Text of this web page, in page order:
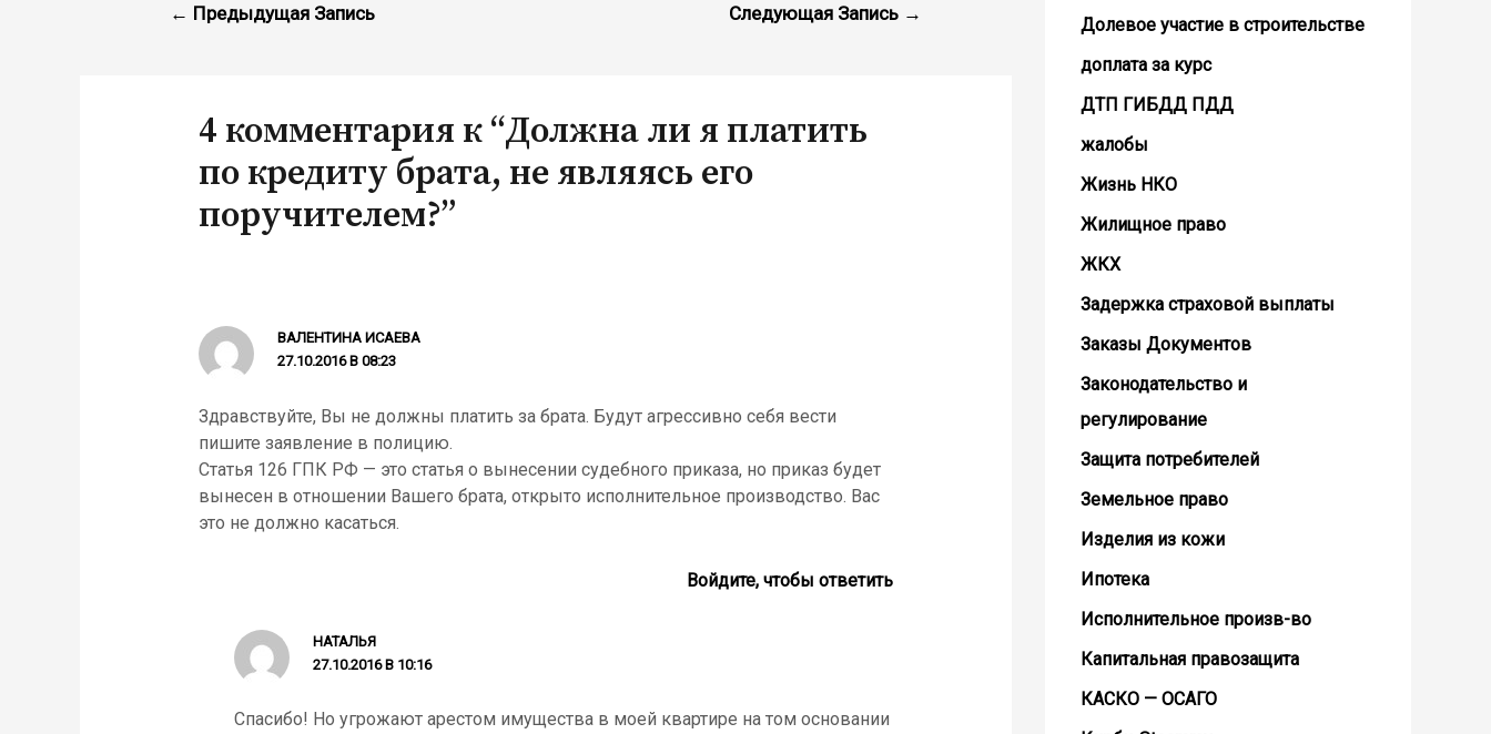
← Предыдущая Запись Следующая Запись →
4 комментария к “Должна ли я платить
по кредиту брата, не являясь его
поручителем?”
ВАЛЕНТИНА ИСАЕВА
27.10.2016 В 08:23
Здравствуйте, Вы не должны платить за брата. Будут агрессивно себя вести
пишите заявление в полицию.
Статья 126 ГПК РФ — это статья о вынесении судебного приказа, но приказ будет
вынесен в отношении Вашего брата, открыто исполнительное производство. Вас
это не должно касаться.
Войдите, чтобы ответить
НАТАЛЬЯ
27.10.2016 В 10:16
Спасибо! Но угрожают арестом имущества в моей квартире на том основании
Долевое участие в строительстве
доплата за курс
ДТП ГИБДД ПДД
жалобы
Жизнь НКО
Жилищное право
ЖКХ
Задержка страховой выплаты
Заказы Документов
Законодательство и
регулирование
Защита потребителей
Земельное право
Изделия из кожи
Ипотека
Исполнительное произв-во
Капитальная правозащита
КАСКО — ОСАГО